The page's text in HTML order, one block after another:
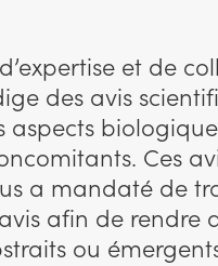
et de
des avis
aspects
Ces
a mandaté de
afin de rendre
ou